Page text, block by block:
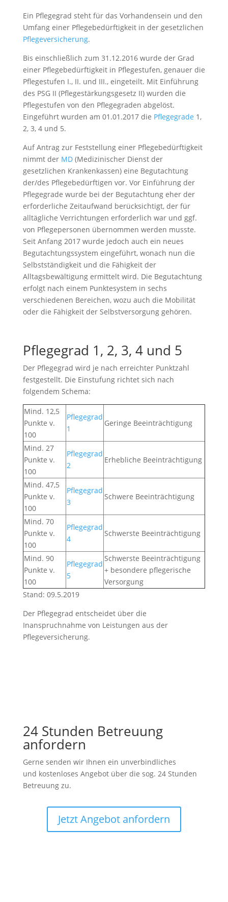
Ein Pflegegrad steht für das Vorhandensein und den
Umfang einer Pflegebedürftigkeit in der gesetzlichen
Pflegeversicherung.
Bis einschließlich zum 31.12.2016 wurde der Grad
einer Pflegebedürftigkeit in Pflegestufen, genauer die
Pflegestufen I., II. und III., eingeteilt. Mit Einführung
des PSG II (Pflegestärkungsgesetz II) wurden die
Pflegestufen von den Pflegegraden abgelöst.
Eingeführt wurden am 01.01.2017 die Pflegegrade 1,
2, 3, 4 und 5.
Auf Antrag zur Feststellung einer Pflegebedürftigkeit
nimmt der MD(Medizinischer Dienst der
gesetzlichen Krankenkassen) eine Begutachtung
der/des Pflegebedürftigen vor. Vor Einführung der
Pflegegrade wurde bei der Begutachtung eher der
erforderliche Zeitaufwand berücksichtigt, der für
alltägliche Verrichtungen erforderlich war und ggf.
von Pflegepersonen übernommen werden musste.
Seit Anfang 2017 wurde jedoch auch ein neues
Begutachtungssystem eingeführt, wonach nun die
Selbstständigkeit und die Fähigkeit der
Alltagsbewältigung ermittelt wird. Die Begutachtung
erfolgt nach einem Punktesystem in sechs
verschiedenen Bereichen, wozu auch die Mobilität
oder die Fähigkeit der Selbstversorgung gehören.
Pflegegrad 1, 2, 3, 4 und 5
Der Pflegegrad wird je nach erreichter Punktzahl
festgestellt. Die Einstufung richtet sich nach
folgendem Schema:
Mind. 12,5
Punkte v.
100
Pflegegrad
1
Geringe Beeinträchtigung
Mind. 27
Punkte v.
100
Pflegegrad
2
Erhebliche Beeinträchtigung
Mind. 47,5
Punkte v.
100
Pflegegrad
3
Schwere Beeinträchtigung
Mind. 70
Punkte v.
100
Pflegegrad
4
Schwerste Beeinträchtigung
Mind. 90
Punkte v.
100
Pflegegrad
5
Schwerste Beeinträchtigung
+ besondere pflegerische
Versorgung
Stand: 09.5.2019
Der Pflegegrad entscheidet über die
Inanspruchnahme von Leistungen aus der
Pflegeversicherung.
24 Stunden Betreuung
anfordern
Gerne senden wir Ihnen ein unverbindliches
und kostenloses Angebot über die sog. 24 Stunden
Betreuung zu.
Jetzt Angebot anfordern